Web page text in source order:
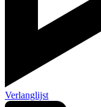
Verlanglijst